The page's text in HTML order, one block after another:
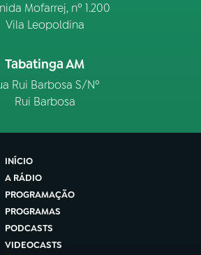
Mofarrej, nº 1.200
Vila Leopoldina
Tabatinga AM
Rui Barbosa S/Nº
Rui Barbosa
INÍCIO
A RÁDIO
PROGRAMAÇÃO
PROGRAMAS
PODCASTS
VIDEOCASTS